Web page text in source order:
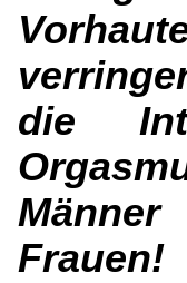
die
Frauen!